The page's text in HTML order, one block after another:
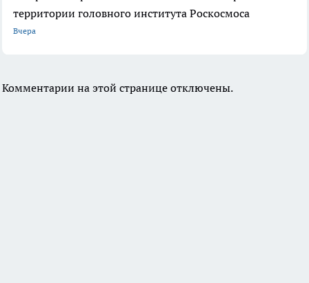
территории головного института Роскосмоса
Вчера
Комментарии на этой странице отключены.